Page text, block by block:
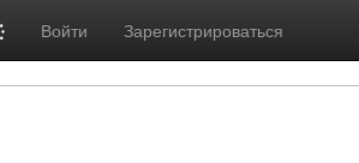
Войти Зарегистрироваться